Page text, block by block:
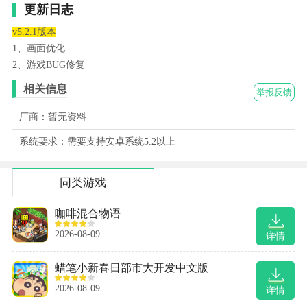
更新日志
v5.2.1版本
1、画面优化
2、游戏BUG修复
举报反馈
相关信息
厂商：暂无资料
系统要求：需要支持安卓系统5.2以上
同类游戏
详情
咖啡混合物语
2026-08-09
详情
蜡笔小新春日部市大开发中文版
2026-08-09